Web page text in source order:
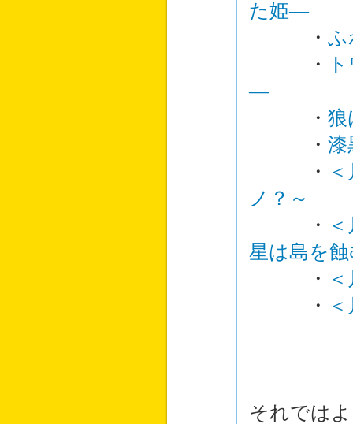
た姫―
・ ふ
・
―
・ 狼
・ 漆
・
ノ？～
・
星は島を
・
・
それでは